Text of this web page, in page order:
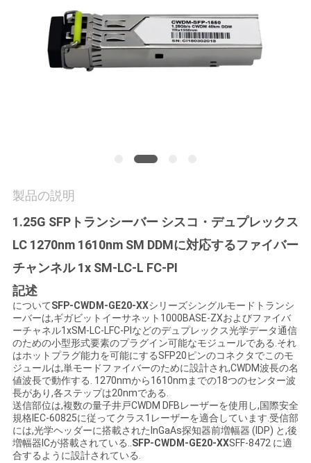
さ
い
ニ
ュ
ー
ス
引
用
を
製品の説明
1.25G SFPトランシーバー シスコ・デュプレックス
LC 1270nm 1610nm SM DDMに対応するファイバー
チャンネル 1x SM-LC-L FC-PI
記述
についてSFP-CWDM-GE20-XXシリーズシングルモードトランシ
ーバーは,ギガビットイーサネット1000BASE-ZXおよびファイバ
ーチャネル1xSM-LC-LFC-PIなどのデュプレックス光学データ通信
のための小型形式要素のプラグイン可能なモジュールである.それ
はホットプラグ能力を可能にするSFP20ピンのコネクタでこのモ
ジュールは,単モードファイバーのために設計され,CWDM波長の名
値波長で動作する. 1270nmから1610nmまでの18つのセンター波
長があり,各ステップは20nmである.
送信部位は,複数の量子井戸CWDM DFBレーザーを使用し,国際安全
規格IEC-60825に従ってクラス1レーザーを適合しています.受信部
には,光学ヘッダーに搭載されたInGaAs探知器前増幅器 (IDP) と,後
増幅器ICが搭載されている..SFP-CWDM-GE20-XXSFF-8472 に適
合するように設計されている.